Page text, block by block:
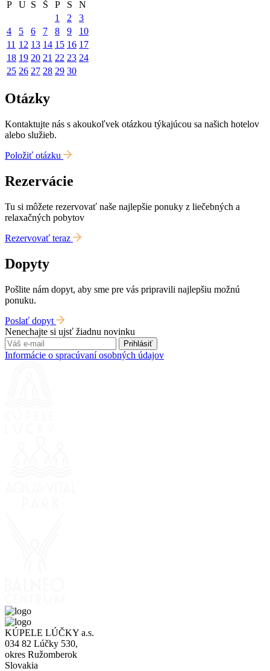
P U S Š P S
N
1
2
3
4
5 6 7 8 9
10
11 12 13 14 15 16 17
18 19 20 21 22 23 24
25 26 27 28 29 30
Otázky
Kontaktujte nás s akoukoľvek otázkou týkajúcou sa našich hotelov
alebo služieb.
Položiť otázku
Rezervácie
Tu si môžete rezervovať naše najlepšie ponuky z liečebných a
relaxačných pobytov
Rezervovať teraz
Dopyty
Pošlite nám dopyt, aby sme pre vás pripravili najlepšiu možnú
ponuku.
Poslať dopyt
Nenechajte si ujsť žiadnu novinku
Prihlásiť
Informácie o spracúvaní osobných údajov
KÚPELE LÚČKY a.s.
034 82 Lúčky 530,
okres Ružomberok
Slovakia